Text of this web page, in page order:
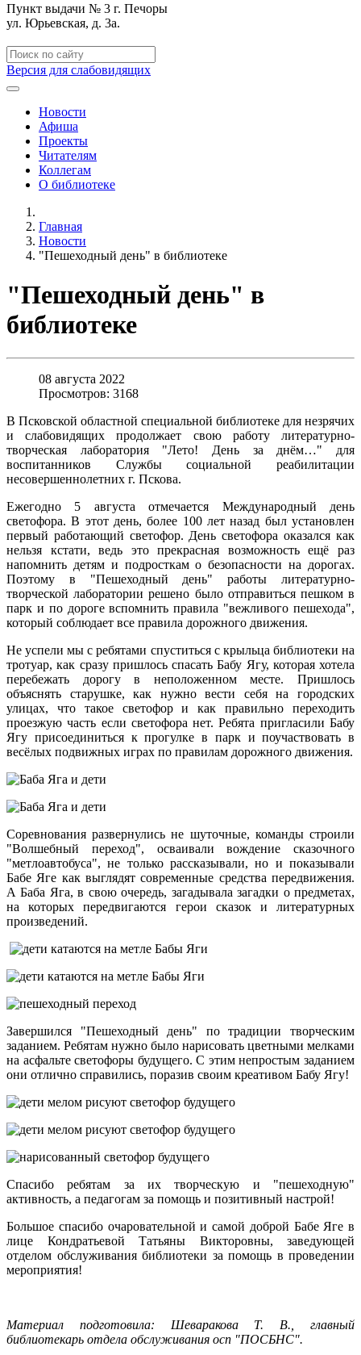
Пункт выдачи № 3 г. Печоры
ул. Юрьевская, д. 3а.
Версия для слабовидящих
Новости
Афиша
Проекты
Читателям
Коллегам
О библиотеке
Главная
Новости
"Пешеходный день" в библиотеке
"Пешеходный день" в
библиотеке
08 августа 2022
Просмотров: 3168
В Псковской областной специальной библиотеке для незрячих
и слабовидящих продолжает свою работу литературно-
творческая лаборатория "Лето! День за днём…" для
воспитанников Службы социальной реабилитации
несовершеннолетних г. Пскова.
Ежегодно 5 августа отмечается Международный день
светофора. В этот день, более 100 лет назад был установлен
первый работающий светофор. День светофора оказался как
нельзя кстати, ведь это прекрасная возможность ещё раз
напомнить детям и подросткам о безопасности на дорогах.
Поэтому в "Пешеходный день" работы литературно-
творческой лаборатории решено было отправиться пешком в
парк и по дороге вспомнить правила "вежливого пешехода",
который соблюдает все правила дорожного движения.
Не успели мы с ребятами спуститься с крыльца библиотеки на
тротуар, как сразу пришлось спасать Бабу Ягу, которая хотела
перебежать дорогу в неположенном месте. Пришлось
объяснять старушке, как нужно вести себя на городских
улицах, что такое светофор и как правильно переходить
проезжую часть если светофора нет. Ребята пригласили Бабу
Ягу присоединиться к прогулке в парк и поучаствовать в
весёлых подвижных играх по правилам дорожного движения.
Соревнования развернулись не шуточные, команды строили
"Волшебный переход", осваивали вождение сказочного
"метлоавтобуса", не только рассказывали, но и показывали
Бабе Яге как выглядят современные средства передвижения.
А Баба Яга, в свою очередь, загадывала загадки о предметах,
на которых передвигаются герои сказок и литературных
произведений.
Завершился "Пешеходный день" по традиции творческим
заданием. Ребятам нужно было нарисовать цветными мелками
на асфальте светофоры будущего. С этим непростым заданием
они отлично справились, поразив своим креативом Бабу Ягу!
Спасибо ребятам за их творческую и "пешеходную"
активность, а педагогам за помощь и позитивный настрой!
Большое спасибо очаровательной и самой доброй Бабе Яге в
лице Кондратьевой Татьяны Викторовны, заведующей
отделом обслуживания библиотеки за помощь в проведении
мероприятия!
Материал подготовила: Шеваракова Т. В., главный
библиотекарь отдела обслуживания осп "ПОСБНС".